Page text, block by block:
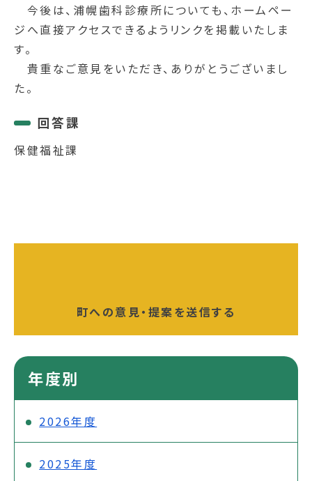
今後は、浦幌歯科診療所についても、ホームペー
ジへ直接アクセスできるようリンクを掲載いたしま
す。
貴重なご意見をいただき、ありがとうございまし
た。
回答課
保健福祉課
町への意見・提案を送信する
年度別
2026年度
2025年度